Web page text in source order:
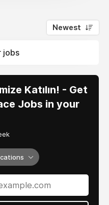
Newest
jobs
Katılın! - Get
Jobs in your